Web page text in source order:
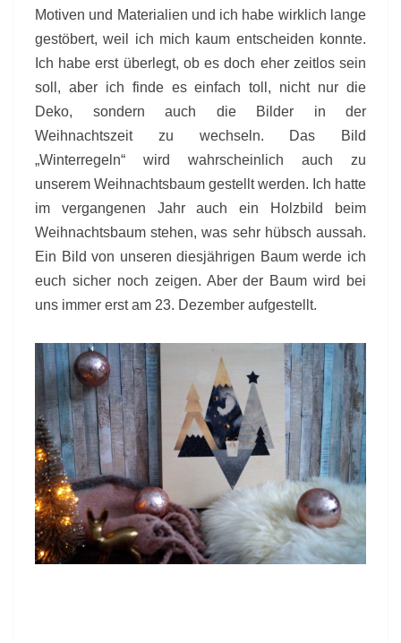
Motiven und Materialien und ich habe wirklich lange
gestöbert, weil ich mich kaum entscheiden konnte.
Ich habe erst überlegt, ob es doch eher zeitlos sein
soll, aber ich finde es einfach toll, nicht nur die
Deko, sondern auch die Bilder in der
Weihnachtszeit zu wechseln. Das Bild
„Winterregeln“ wird wahrscheinlich auch zu
unserem Weihnachtsbaum gestellt werden. Ich hatte
im vergangenen Jahr auch ein Holzbild beim
Weihnachtsbaum stehen, was sehr hübsch aussah.
Ein Bild von unseren diesjährigen Baum werde ich
euch sicher noch zeigen. Aber der Baum wird bei
uns immer erst am 23. Dezember aufgestellt.